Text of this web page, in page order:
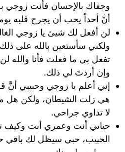
وجفاك بالإحسان فأنت زوجي
أنَّ أحداً يحب أن يجرح قلبه
لن أفعل لك شيئ يا زوجي
ولكني سأستعين بالله على
تفعل بي ما فعلت فأنا والله
وإن أردتَ لي ذلك.
إني أعلم يا زوجي وحبيبي أنَّ
هي زلت الشيطان، ولكن هل
لا تداوي جراحي.
حياتي أنت وعمري أنت وكيف
الحبيب، حبي سيظل لك باقي